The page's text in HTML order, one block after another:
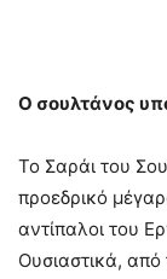
Ο σουλτάνος
Το Σαράι του
προεδρικό
αντίπαλοι του
Ουσιαστικά,